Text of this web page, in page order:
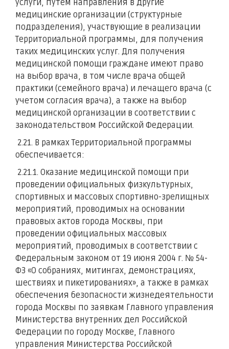
услуги, путем направления в другие
медицинские организации (структурные
подразделения), участвующие в реализации
Территориальной программы, для получения
таких медицинских услуг. Для получения
медицинской помощи граждане имеют право
на выбор врача, в том числе врача общей
практики (семейного врача) и лечащего врача (с
учетом согласия врача), а также на выбор
медицинской организации в соответствии с
законодательством Российской Федерации.
2.21. В рамках Территориальной программы
обеспечивается:
2.21.1. Оказание медицинской помощи при
проведении официальных физкультурных,
спортивных и массовых спортивно-зрелищных
мероприятий, проводимых на основании
правовых актов города Москвы, при
проведении официальных массовых
мероприятий, проводимых в соответствии с
Федеральным законом от 19 июня 2004 г. № 54-
ФЗ «О собраниях, митингах, демонстрациях,
шествиях и пикетированиях», а также в рамках
обеспечения безопасности жизнедеятельности
города Москвы по заявкам Главного управления
Министерства внутренних дел Российской
Федерации по городу Москве, Главного
управления Министерства Российской